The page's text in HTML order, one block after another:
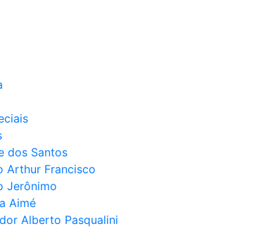
dos Santos
Arthur Francisco
Jerônimo
Aimé
Alberto Pasqualini